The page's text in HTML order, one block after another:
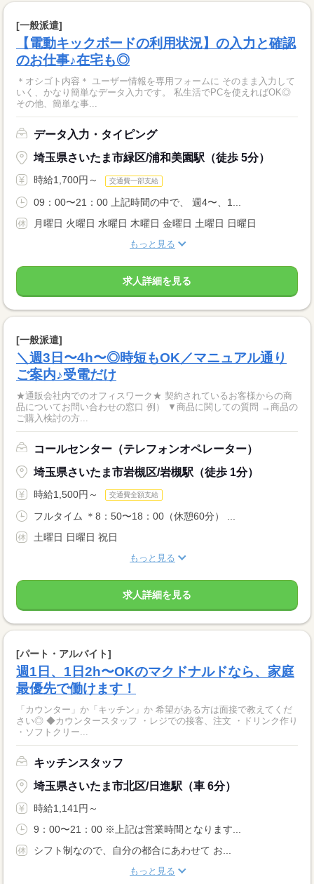
[一般派遣]
【電動キックボードの利用状況】の入力と確認
のお仕事♪在宅も◎
＊オシゴト内容＊ ユーザー情報を専用フォームに そのまま入力して
いく、かなり簡単なデータ入力です。 私生活でPCを使えればOK◎
その他、簡単な事...
データ入力・タイピング
埼玉県さいたま市緑区/浦和美園駅（徒歩 5分）
時給1,700円～ 交通費一部支給
09：00〜21：00 上記時間の中で、 週4〜、1...
月曜日 火曜日 水曜日 木曜日 金曜日 土曜日 日曜日
もっと見る
求人詳細を見る
[一般派遣]
＼週3日〜4h〜◎時短もOK／マニュアル通り
ご案内♪受電だけ
★通販会社内でのオフィスワーク★ 契約されているお客様からの商
品についてお問い合わせの窓口 例） ▼商品に関しての質問 →商品の
ご購入検討の方...
コールセンター（テレフォンオペレーター）
埼玉県さいたま市岩槻区/岩槻駅（徒歩 1分）
時給1,500円～ 交通費全額支給
フルタイム ＊8：50〜18：00（休憩60分） ...
土曜日 日曜日 祝日
もっと見る
求人詳細を見る
[パート・アルバイト]
週1日、1日2h〜OKのマクドナルドなら、家庭
最優先で働けます！
「カウンター」か「キッチン」か 希望がある方は面接で教えてくだ
さい◎ ◆カウンタースタッフ ・レジでの接客、注文 ・ドリンク作り
・ソフトクリー...
キッチンスタッフ
埼玉県さいたま市北区/日進駅（車 6分）
時給1,141円～
9：00〜21：00 ※上記は営業時間となります...
シフト制なので、自分の都合にあわせて お...
もっと見る